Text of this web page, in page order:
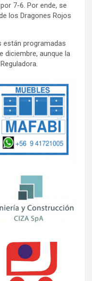
7-6. Por ende, se
los Dragones Rojos
están programadas
diciembre, aunque la